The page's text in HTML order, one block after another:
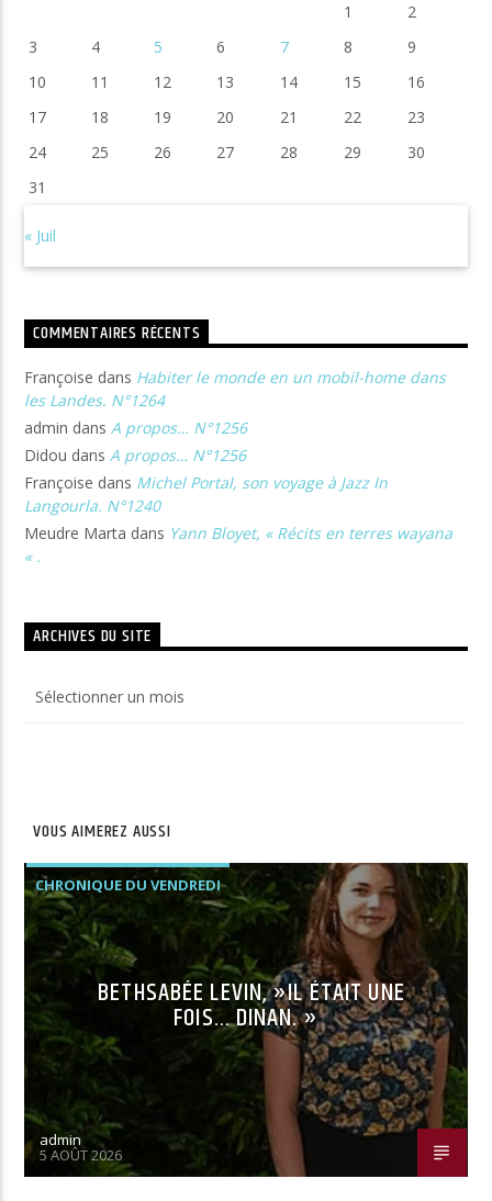
1
2
3
4 5 6 7 8
9
10
11 12 13 14 15
16
17
18 19 20 21 22
23
24
25 26 27 28 29
30
31
« Juil
COMMENTAIRES RÉCENTS
Françoise dans Habiter le monde en un mobil-home dans
les Landes. N°1264
admin dansA propos… N°1256
Didou dansA propos… N°1256
Françoise dans Michel Portal, son voyage à Jazz In
Langourla. N°1240
Meudre Marta dans Yann Bloyet, « Récits en terres wayana
« .
ARCHIVES DU SITE
du
VOUS AIMEREZ AUSSI
CHRONIQUE DU VENDREDI
BETHSABÉE LEVIN, »IL ÉTAIT UNE
FOIS… DINAN. »
admin
5 AOÛT 2026